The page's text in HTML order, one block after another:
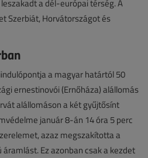
a dél-európai térség. A
Szerbiát, Horvátországot és
a magyar határtól 50
ernestinovói (Ernőháza) alállomás
alállomáson a két gyűjtősínt
január 8-án 14 óra 5 perc
azaz megszakította a
Ez azonban csak a kezdet